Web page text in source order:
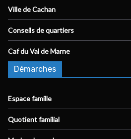
Ville de Cachan
Conseils de quartiers
Caf du Val de Marne
Démarches
Espace famille
Quotient familial